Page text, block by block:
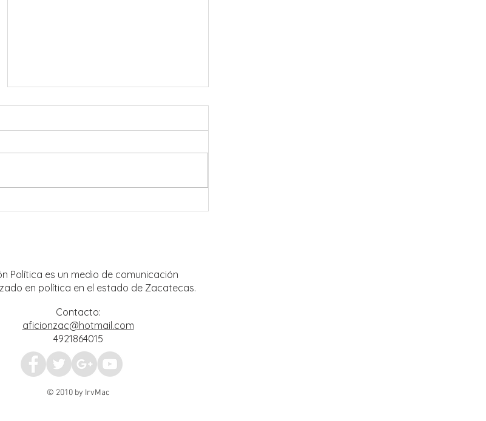
Política es un medio de comunicación
en política en el estado de Zacatecas.
Contacto:
aficionzac@hotmail.com
4921864015
© 2010 by IrvMac